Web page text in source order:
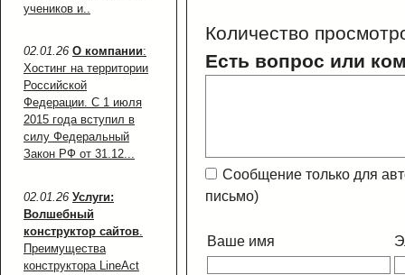
учеников и..
02.01.26 О компании:
Хостинг на территории
Российской
Федерации. С 1 июля
2015 года вступил в
силу Федеральный
Закон РФ от 31.12...
02.01.26 Услуги:
Волшебный
конструктор сайтов.
Преимущества
конструктора LineAct
Количество
Есть вопрос или
Сообщение только для
письмо)
Ваше имя